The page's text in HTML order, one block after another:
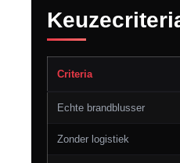
Criteria
Echte brandblusser
Zonder logistiek